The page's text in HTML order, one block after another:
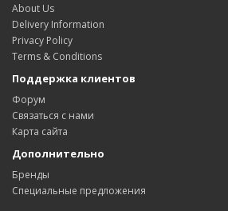
About Us
Delivery Information
Privacy Policy
Terms & Conditions
Поддержка клиентов
Форум
Связаться с нами
Карта сайта
Дополнительно
Бренды
Специальные предложения